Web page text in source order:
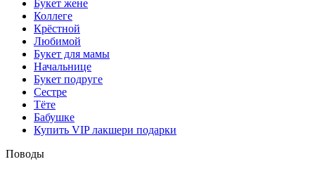
Букет жене
Коллеге
Крёстной
Любимой
Букет для мамы
Начальнице
Букет подруге
Сестре
Тёте
Бабушке
Купить VIP лакшери подарки
Поводы